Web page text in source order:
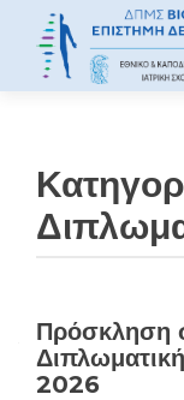
Πρόσκληση
2026